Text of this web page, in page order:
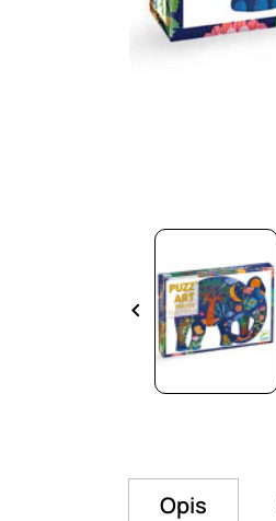
keyboard_arrow_left
Opis